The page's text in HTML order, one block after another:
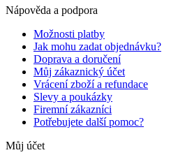
Nápověda a podpora
Možnosti platby
Jak mohu zadat objednávku?
Doprava a doručení
Můj zákaznický účet
Vrácení zboží a refundace
Slevy a poukázky
Firemní zákazníci
Potřebujete další pomoc?
Můj účet